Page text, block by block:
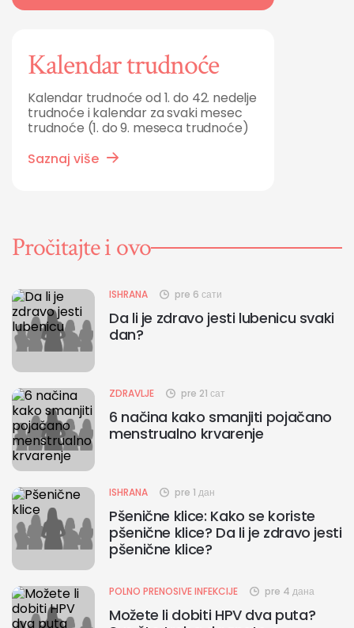
Kalendar trudnoće
Kalendar trudnoće od 1. do 42. nedelje
trudnoće i kalendar za svaki mesec
trudnoće (1. do 9. meseca trudnoće)
Saznaj više
Pročitajte i ovo
ISHRANA pre 6 сати
Da li je zdravo jesti lubenicu svaki
dan?
ZDRAVLJE pre 21 сат
6 načina kako smanjiti pojačano
menstrualno krvarenje
ISHRANA pre 1 дан
Pšenične klice: Kako se koriste
pšenične klice? Da li je zdravo jesti
pšenične klice?
POLNO PRENOSIVE INFEKCIJE pre 4 дана
Možete li dobiti HPV dva puta?